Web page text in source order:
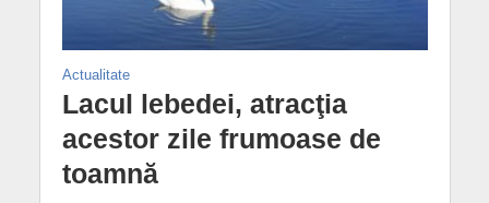
Actualitate
Lacul lebedei, atracţia
acestor zile frumoase de
toamnă